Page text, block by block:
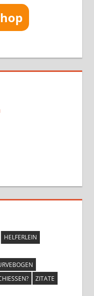
HELFERLEIN
ZITATE